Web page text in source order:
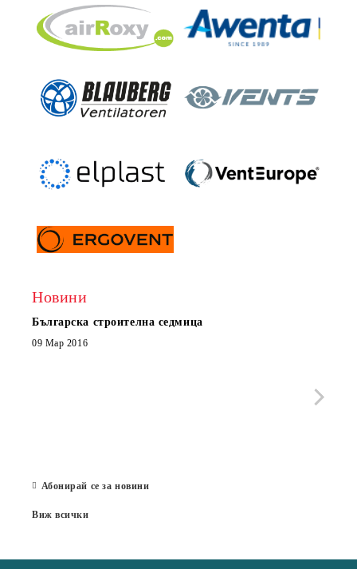
Новини
Българска строителна седмица
09 Мар 2016
Абонирай се за новини
Виж всички